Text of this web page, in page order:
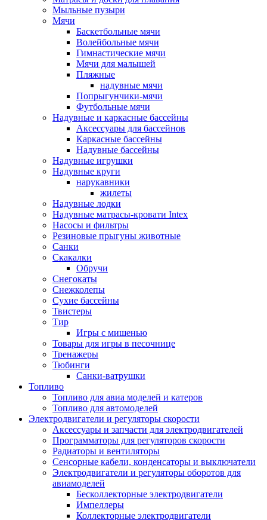
Мыльные пузыри
Мячи
Баскетбольные мячи
Волейбольные мячи
Гимнастические мячи
Мячи для малышей
Пляжные
надувные мячи
Попрыгунчики-мячи
Футбольные мячи
Надувные и каркасные бассейны
Аксессуары для бассейнов
Каркасные бассейны
Надувные бассейны
Надувные игрушки
Надувные круги
нарукавники
жилеты
Надувные лодки
Надувные матрасы-кровати Intex
Насосы и фильтры
Резиновые прыгуны животные
Санки
Скакалки
Обручи
Снегокаты
Снежколепы
Сухие бассейны
Твистеры
Тир
Игры с мишенью
Товары для игры в песочнице
Тренажеры
Тюбинги
Санки-ватрушки
Топливо
Топливо для авиа моделей и катеров
Топливо для автомоделей
Электродвигатели и регуляторы скорости
Аксессуары и запчасти для электродвигателей
Программаторы для регуляторов скорости
Радиаторы и вентиляторы
Сенсорные кабели, конденсаторы и выключатели
Электродвигатели и регуляторы оборотов для
авиамоделей
Бесколлекторные электродвигатели
Импеллеры
Коллекторные электродвигатели